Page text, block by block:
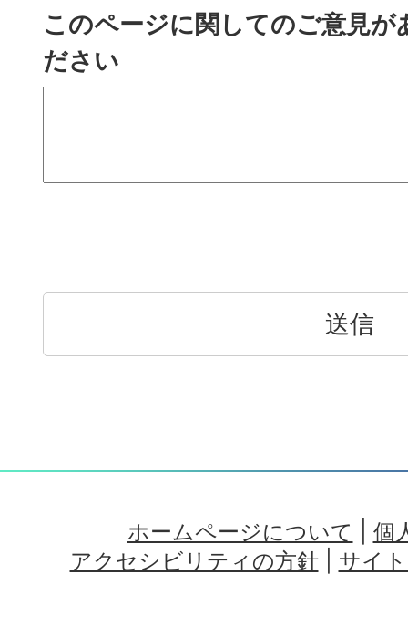
このページに関してのご意見
ださい
ホームページについて
個
アクセシビリティの方針| サイ